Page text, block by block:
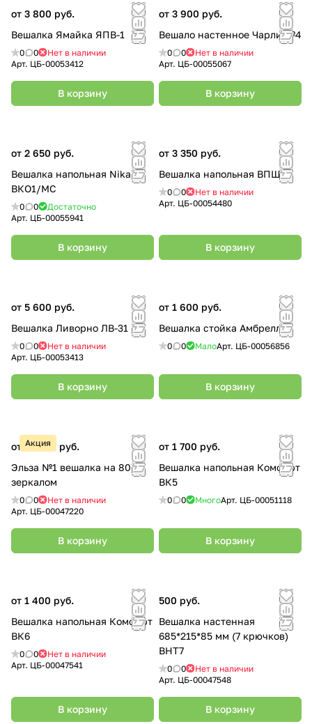
от 3 800 руб.
Вешалка Ямайка ЯПВ-1
0 0
Нет в наличии
Арт. ЦБ-00053412
В корзину
от 3 900 руб.
Вешало настенное Чарли №4
0 0
Нет в наличии
Арт. ЦБ-00055067
В корзину
от 2 650 руб.
Вешалка напольная Nika
ВКО1/МС
0 0
Достаточно
Арт. ЦБ-00055941
В корзину
от 3 350 руб.
Вешалка напольная ВПШ1
0 0
Нет в наличии
Арт. ЦБ-00054480
В корзину
от 5 600 руб.
Вешалка Ливорно ЛВ-31
0 0
Нет в наличии
Арт. ЦБ-00053413
В корзину
от 1 600 руб.
Вешалка стойка Амбрелла
0 0 МалоАрт. ЦБ-00056856
В корзину
Акция
от 13 900 руб.
Эльза №1 вешалка на 800 с
зеркалом
0 0
Нет в наличии
Арт. ЦБ-00047220
В корзину
от 1 700 руб.
Вешалка напольная Комфорт
ВК5
0 0 МногоАрт. ЦБ-00051118
В корзину
от 1 400 руб.
Вешалка напольная Комфорт
ВК6
0 0
Нет в наличии
Арт. ЦБ-00047541
В корзину
500 руб.
Вешалка настенная
685*215*85 мм (7 крючков)
ВНТ7
0 0
Нет в наличии
Арт. ЦБ-00047548
В корзину